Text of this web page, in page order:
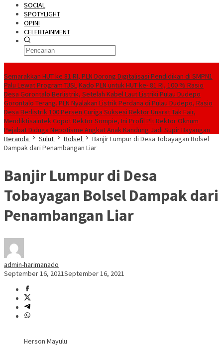
SOCIAL
SPOTYLIGHT
OPINI
CELEBTAINMENT
Semarakkan HUT ke 81 RI, PLN Dorong Digitalisasi Pendidikan di SMPN1
Palu Lewat Program TJSLKado PLN untuk HUT ke- 81 RI, 100 % Rasio
Desa Gorontalo Berlistrik, Setelah Kabel Laut Listriki Pulau Dudepo
Gorontalo Terang. PLN Nyalakan Listrik Perdana di Pulau Dudepo, Rasio
Desa Berlistrik 100 Persen Curiga Suksesi Rektor Unsrat Tak Fair,
Mendiktisaintek Copot Rektor Sompie, Ini Profil Plt RektorOknum
Pejabat Diduga Nepotisme Angkat Anak Kandung Jadi Supir Bayangan
Beranda
Sulut Bolsel
Banjir Lumpur di Desa Tobayagan Bolsel
Dampak dari Penambangan Liar
Banjir Lumpur di Desa
Tobayagan Bolsel Dampak dari
Penambangan Liar
admin-harimanado
September 16, 2021September 16, 2021
Herson Mayulu